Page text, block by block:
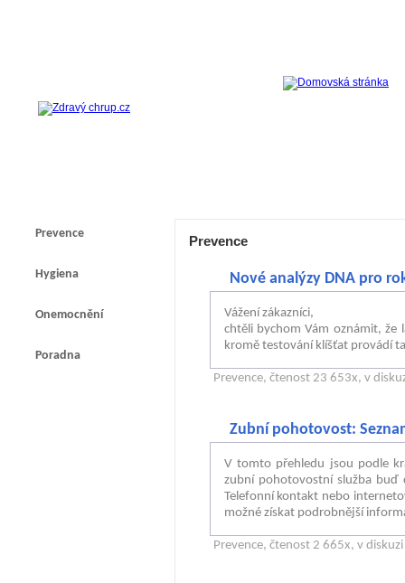
Prevence
Hygiena
Onemocnění
Poradna
Prevence
Nové analýzy DNA pro
Vážení zákazníci,
chtěli bychom Vám oznámit, že
kromě testování klíšťat provádí
Prevence, čtenost 23 653x, v
Zubní pohotovost:
V tomto přehledu jsou podle
zubní pohotovostní služba buď
Telefonní kontakt nebo
možné získat podrobnější
Prevence, čtenost 2 665x, v